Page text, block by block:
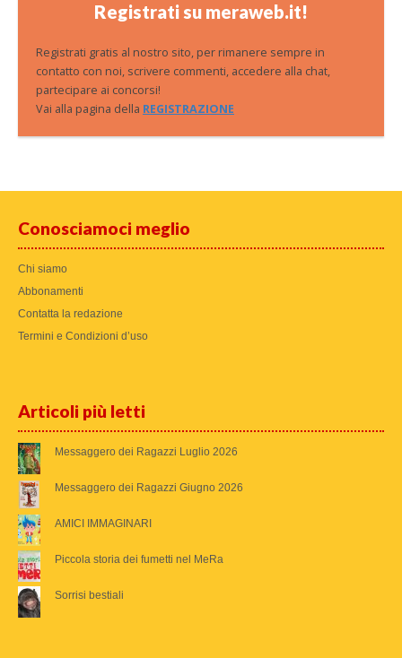
Registrati su meraweb.it!
Registrati gratis al nostro sito, per rimanere sempre in
contatto con noi, scrivere commenti, accedere alla chat,
partecipare ai concorsi!
Vai alla pagina della REGISTRAZIONE
Conosciamoci meglio
Chi siamo
Abbonamenti
Contatta la redazione
Termini e Condizioni d’uso
Articoli più letti
Messaggero dei Ragazzi Luglio 2026
Messaggero dei Ragazzi Giugno 2026
AMICI IMMAGINARI
Piccola storia dei fumetti nel MeRa
Sorrisi bestiali